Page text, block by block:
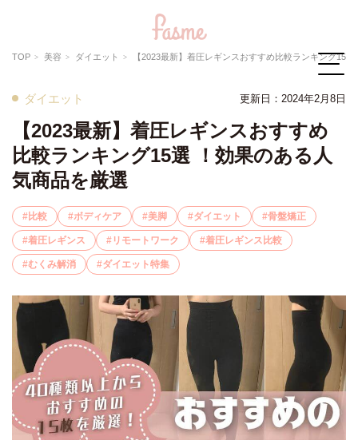
TOP 美容 ダイエット 【2023最新】着圧レギンスおすすめ比較ランキング15選 ！効果のある人気商品を厳選
ダイエット 更新日：2024年2月8日
【2023最新】着圧レギンスおすすめ
比較ランキング15選 ！効果のある人
気商品を厳選
比較 ボディケア 美脚 ダイエット 骨盤矯正
着圧レギンス リモートワーク 着圧レギンス比較
むくみ解消 ダイエット特集